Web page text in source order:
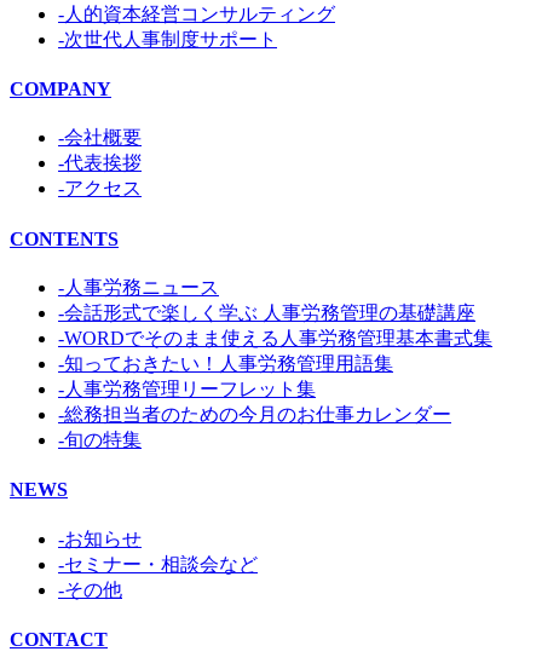
-人的資本経営コンサルティング
-次世代人事制度サポート
COMPANY
-会社概要
-代表挨拶
-アクセス
CONTENTS
-人事労務ニュース
-会話形式で楽しく学ぶ 人事労務管理の基礎講座
-WORDでそのまま使える人事労務管理基本書式集
-知っておきたい！人事労務管理用語集
-人事労務管理リーフレット集
-総務担当者のための今月のお仕事カレンダー
-旬の特集
NEWS
-お知らせ
-セミナー・相談会など
-その他
CONTACT